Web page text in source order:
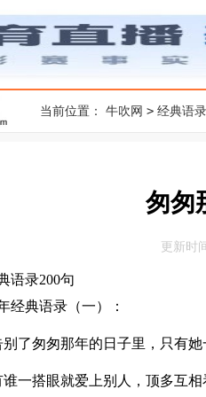
当前位置： 牛吹网 > 经典语录
匆匆
更新时
语录200句
典语录（一）：
匆匆那年的日子里，只有她
搭眼就爱上别人，顶多互相